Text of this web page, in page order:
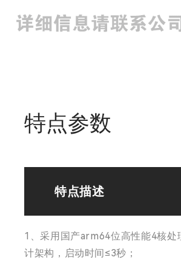
特点参数
特点描述
1、采用国产arm64位高性能4核
计架构，启动时间≤3秒；